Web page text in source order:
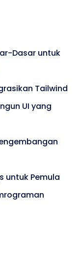
Dasar untuk
Tailwind
UI yang
untuk Pemula